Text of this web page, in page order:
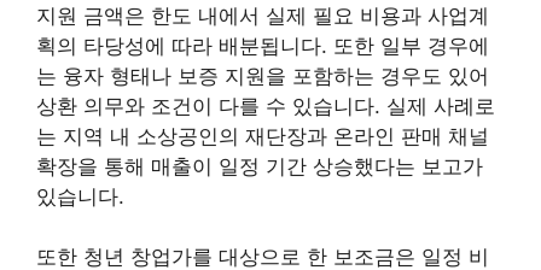
지원 금액은 한도 내에서 실제 필요 비용과 사업계
획의 타당성에 따라 배분됩니다. 또한 일부 경우에
는 융자 형태나 보증 지원을 포함하는 경우도 있어
상환 의무와 조건이 다를 수 있습니다. 실제 사례로
는 지역 내 소상공인의 재단장과 온라인 판매 채널
확장을 통해 매출이 일정 기간 상승했다는 보고가
있습니다.
또한 청년 창업가를 대상으로 한 보조금은 일정 비